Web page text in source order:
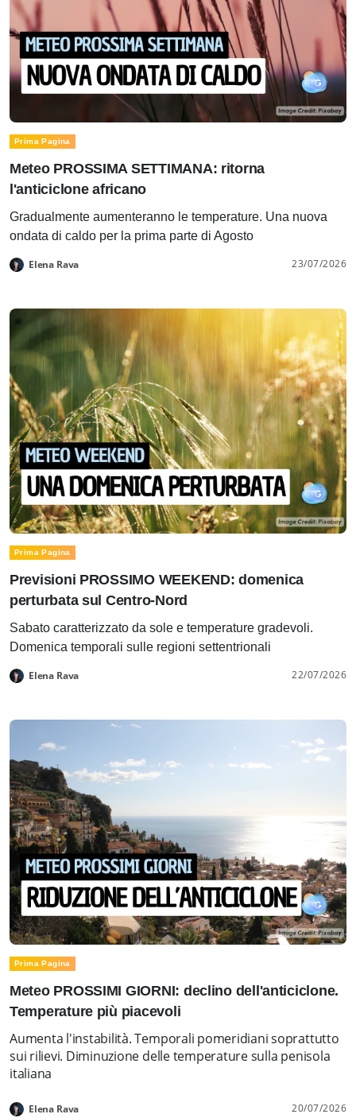
Prima Pagina
Meteo PROSSIMA SETTIMANA: ritorna
l'anticiclone africano
Gradualmente aumenteranno le temperature. Una nuova
ondata di caldo per la prima parte di Agosto
Elena Rava 23/07/2026
Prima Pagina
Previsioni PROSSIMO WEEKEND: domenica
perturbata sul Centro-Nord
Sabato caratterizzato da sole e temperature gradevoli.
Domenica temporali sulle regioni settentrionali
Elena Rava 22/07/2026
Prima Pagina
Meteo PROSSIMI GIORNI: declino dell'anticiclone.
Temperature più piacevoli
Aumenta l'instabilità. Temporali pomeridiani soprattutto
sui rilievi. Diminuzione delle temperature sulla penisola
italiana
Elena Rava 20/07/2026